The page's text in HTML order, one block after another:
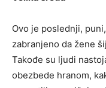
Ovo je poslednji,
zabranjeno da žene
Takođe su ljudi
obezbede hranom,